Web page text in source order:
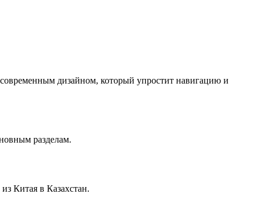
дизайном, который упростит навигацию и
разделам.
Китая в Казахстан.